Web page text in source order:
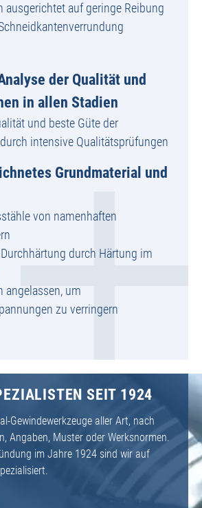
ausgerichtet auf geringe Reibung
der Qualität und
in allen Stadien
und beste Güte der
intensive Qualitätsprüfungen
Grundmaterial und
von namenhaften
durch Härtung im
angelassen, um
zu verringern
SEIT 1924
Gewindewerkzeuge aller Art, nach
Angaben, Muster oder Werksnormen.
im Jahre 1924 sind wir auf